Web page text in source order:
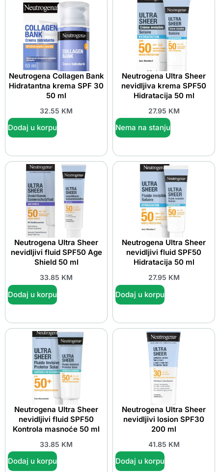
Neutrogena Collagen Bank
Hidratantna krema SPF 30
50 ml
32.55 KM
Dodaj u korpu
Neutrogena Ultra Sheer
nevidljiva krema SPF50
Hidratacija 50 ml
27.95 KM
Nema na stanju
Neutrogena Ultra Sheer
nevidljivi fluid SPF50 Age
Shield 50 ml
33.85 KM
Dodaj u korpu
Neutrogena Ultra Sheer
nevidljivi fluid SPF50
Hidratacija 50 ml
27.95 KM
Dodaj u korpu
Neutrogena Ultra Sheer
nevidljivi fluid SPF50
Kontrola masnoće 50 ml
33.85 KM
Dodaj u korpu
Neutrogena Ultra Sheer
nevidljivi losion SPF30
200 ml
41.85 KM
Dodaj u korpu